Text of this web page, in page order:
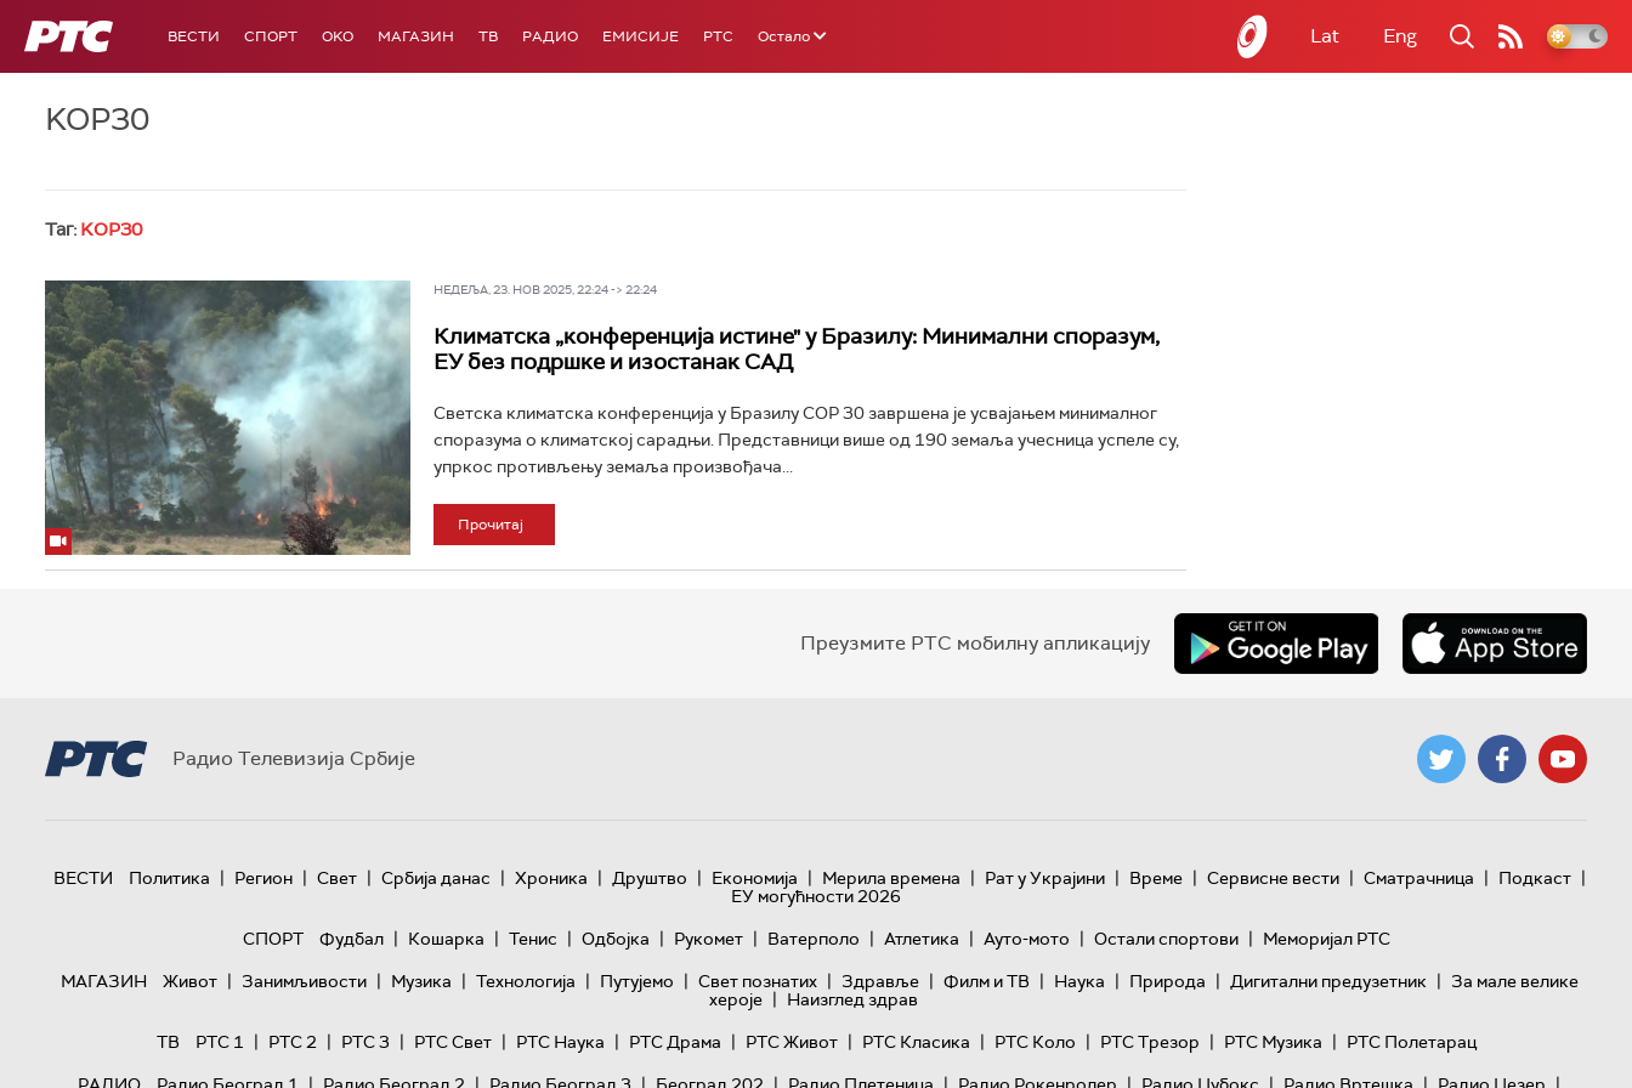
РТС ВЕСТИ СПОРТ OKO МАГАЗИН ТВ РАДИО ЕМИСИЈЕ РТС Остало Lat Eng
KOP30
Таг: KOP30
НЕДЕЉА, 23. НОВ 2025, 22:24 -> 22:24
Климатска „конференција истине" у Бразилу: Минимални споразум,
ЕУ без подршке и изостанак САД
Светска климатска конференција у Бразилу COP 30 завршена је усвајањем минималног
споразума о климатској сарадњи. Представници више од 190 земаља учесница успеле су,
упркос противљењу земаља произвођача...
Прочитај
Преузмите РТС мобилну апликацију
Радио Телевизија Србије
ВЕСТИ Политика | Регион | Свет | Србија данас | Хроника | Друштво | Економија | Мерила времена | Рат у Украјини | Време | Сервисне вести | Сматрачница | Подкаст |
ЕУ могућности 2026
СПОРТ
Фудбал | Кошарка | Тенис | Одбојка | Рукомет | Ватерполо | Атлетика | Ауто-мото | Остали спортови | Меморијал РТС
МАГАЗИН
Живот | Занимљивости | Музика | Технологијa | Путујемо | Свет познатих | Здравље | Филм и ТВ | Наука | Природа | Дигитални предузетник | За мале велике
хероје | Наизглед здрав
ТВ
РТС 1 | РТС 2 | РТС 3 | РТС Свет | РТС Наука | РТС Драма | РТС Живот | РТС Класика | РТС Коло | РТС Трезор | РТС Музика | РТС Полетарац